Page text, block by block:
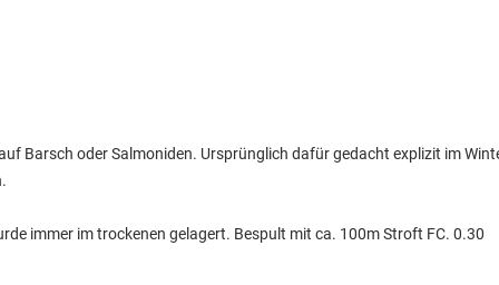
Barsch oder Salmoniden. Ursprünglich dafür gedacht explizit im
immer im trockenen gelagert. Bespult mit ca. 100m Stroft FC. 0.30